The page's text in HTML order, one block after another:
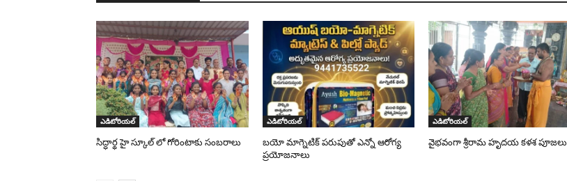
ఎడిటోరియల్
సిద్ధార్థ హై స్కూల్ లో గోరింటాకు సంబరాలు
ఎడిటోరియల్
బయో మాగ్నెటిక్ పరుపుతో ఎన్నో ఆరోగ్య
ప్రయోజనాలు
ఎడిటోరియల్
వైభవంగా శ్రీరామ హృదయ కళశ పూజలు